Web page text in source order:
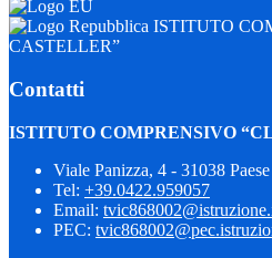
ISTITUTO
CASTELLER”
Contatti
ISTITUTO COMPRENSIVO
Viale Panizza, 4 - 31038
Tel: +39.0422.959057
Email:
PEC: